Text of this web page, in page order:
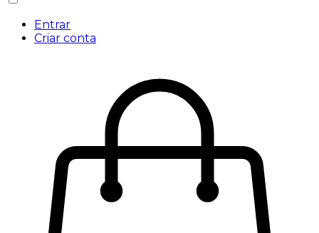
Entrar
Criar conta